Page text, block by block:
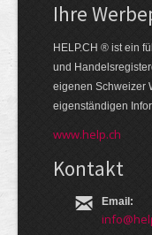
Ihre
HELP.CH ® ist ein
und
eige­nen Schweizer
eigen­ständigen
www.help.ch
Kontakt
Email: